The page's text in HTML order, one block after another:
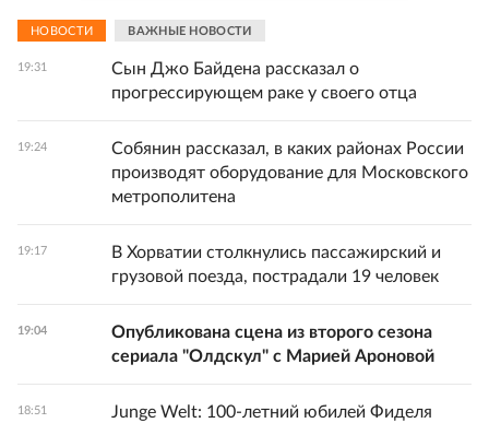
НОВОСТИ ВАЖНЫЕ НОВОСТИ
19:31
Сын Джо Байдена рассказал о
прогрессирующем раке у своего отца
19:24
Собянин рассказал, в каких районах России
производят оборудование для Московского
метрополитена
19:17
В Хорватии столкнулись пассажирский и
грузовой поезда, пострадали 19 человек
19:04
Опубликована сцена из второго сезона
сериала "Олдскул" с Марией Ароновой
18:51
Junge Welt: 100-летний юбилей Фиделя